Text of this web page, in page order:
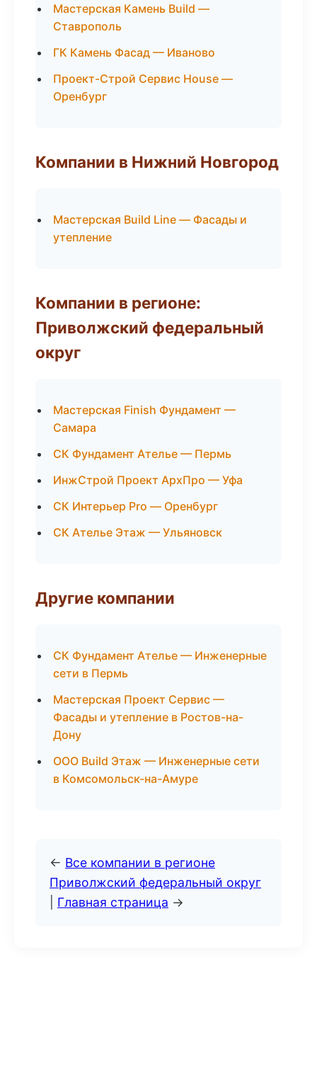
Мастерская Камень Build —
Ставрополь
ГК Камень Фасад — Иваново
Проект-Строй Сервис House —
Оренбург
Компании в Нижний Новгород
Мастерская Build Line — Фасады и
утепление
Компании в регионе:
Приволжский федеральный
округ
Мастерская Finish Фундамент —
Самара
СК Фундамент Ателье — Пермь
ИнжСтрой Проект АрхПро — Уфа
СК Интерьер Pro — Оренбург
СК Ателье Этаж — Ульяновск
Другие компании
СК Фундамент Ателье — Инженерные
сети в Пермь
Мастерская Проект Сервис —
Фасады и утепление в Ростов-на-
Дону
ООО Build Этаж — Инженерные сети
в Комсомольск-на-Амуре
← Все компании в регионе
Приволжский федеральный округ
Главная страница →